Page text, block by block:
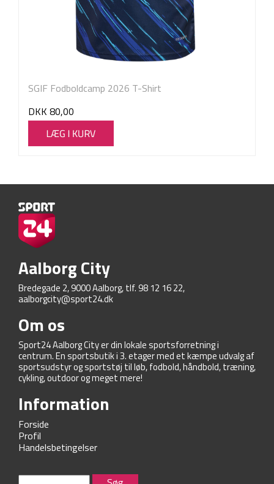
SGIF Fodboldcamp 2026 T-Shirt
DKK 80,00
Aalborg City
Bredegade 2, 9000 Aalborg, tlf. 98 12 16 22,
aalborgcity@sport24.dk
Om os
Sport24 Aalborg City er din lokale sportsforretning i
centrum. En sportsbutik i 3. etager med et kæmpe udvalg af
sportsudstyr og sportstøj til løb, fodbold, håndbold, træning,
cykling, outdoor og meget mere!
Information
Forside
Profil
Handelsbetingelser